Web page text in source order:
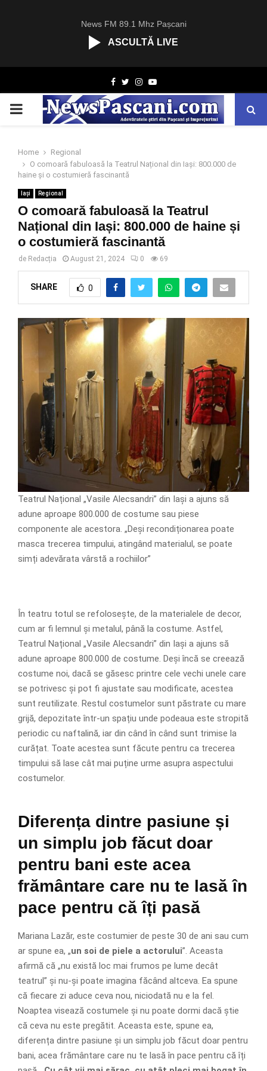
News FM 89.1 Mhz Pașcani
ASCULTĂ LIVE
Facebook
TwitterInstagram
Youtube
PRIMARY
Home
Regional
O comoară fabuloasă la Teatrul Național din Iași: 800.000 de
haine și o costumieră fascinantă
Iași Regional
O comoară fabuloasă la Teatrul
Național din Iași: 800.000 de haine și
o costumieră fascinantă
de Redacția August 21, 2024 0 69
SHARE 0
Teatrul Național „Vasile Alecsandri” din Iași a ajuns să
adune aproape 800.000 de costume sau piese
componente ale acestora. „Deși recondiționarea poate
masca trecerea timpului, atingând materialul, se poate
simți adevărata vârstă a rochiilor”
În teatru totul se refolosește, de la materialele de decor,
cum ar fi lemnul și metalul, până la costume. Astfel,
Teatrul Național „Vasile Alecsandri” din Iași a ajuns să
adune aproape 800.000 de costume. Deși încă se creează
costume noi, dacă se găsesc printre cele vechi unele care
se potrivesc și pot fi ajustate sau modificate, acestea
sunt reutilizate. Restul costumelor sunt păstrate cu mare
grijă, depozitate într-un spațiu unde podeaua este stropită
periodic cu naftalină, iar din când în când sunt trimise la
curățat. Toate acestea sunt făcute pentru ca trecerea
timpului să lase cât mai puține urme asupra aspectului
costumelor.
Diferența dintre pasiune și
un simplu job făcut doar
pentru bani este acea
frământare care nu te lasă în
pace pentru că îți pasă
Mariana Lazăr, este costumier de peste 30 de ani sau cum
ar spune ea, „un soi de piele a actorului”. Aceasta
afirmă că „nu există loc mai frumos pe lume decât
teatrul” și nu-și poate imagina făcând altceva. Ea spune
că fiecare zi aduce ceva nou, niciodată nu e la fel.
Noaptea visează costumele și nu poate dormi dacă știe
că ceva nu este pregătit. Aceasta este, spune ea,
diferența dintre pasiune și un simplu job făcut doar pentru
bani, acea frământare care nu te lasă în pace pentru că îți